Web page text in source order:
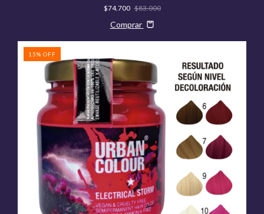
$74.700 $83.000
Comprar
15% OFF